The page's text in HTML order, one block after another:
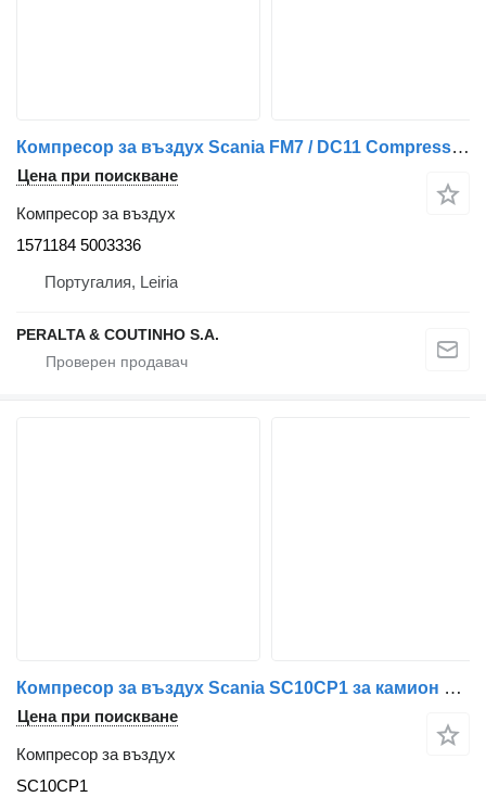
Компресор за въздух Scania FM7 / DC11 Compressor de Ar Serie 3 1571184 за камион Scania
Цена при поискване
Компресор за въздух
1571184 5003336
Португалия, Leiria
PERALTA & COUTINHO S.A.
Компресор за въздух Scania SC10CP1 за камион Scania
Цена при поискване
Компресор за въздух
SC10CP1